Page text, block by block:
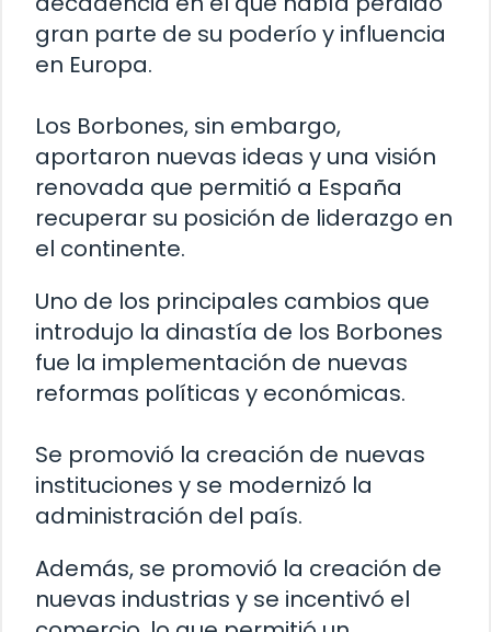
gran parte de su poderío y influencia
en Europa.
Los Borbones, sin embargo,
aportaron nuevas ideas y una visión
renovada que permitió a España
recuperar su posición de liderazgo en
el continente.
Uno de los principales cambios que
introdujo la dinastía de los Borbones
fue la implementación de nuevas
reformas políticas y económicas.
Se promovió la creación de nuevas
instituciones y se modernizó la
administración del país.
Además, se promovió la creación de
nuevas industrias y se incentivó el